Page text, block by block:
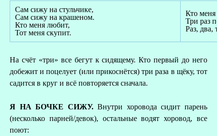
Сам сижу на стульчике,
Сам сижу на крашеном.
Кто меня любит,
Тот меня скупит.
Кто
Три раз
Раз, два,
На счёт «три» все бегут к сидящему. Кто первый до него
добежит и поцелует (или прикоснётся) три раза в щёку, тот
садится в круг и всё повторяется сначала.
Я НА БОЧКЕ СИЖУ.Внутри хоровода сидит парень
(несколько парней/девок), остальные водят хоровод, все
поют: